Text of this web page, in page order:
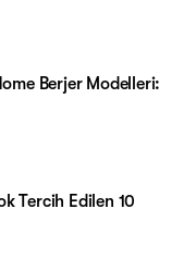
Berjer Modelleri:
Tercih Edilen 10